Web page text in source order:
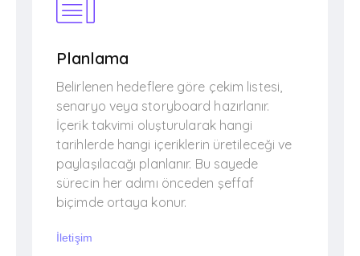
Planlama
Belirlenen hedeflere göre çekim listesi,
senaryo veya storyboard hazırlanır.
İçerik takvimi oluşturularak hangi
tarihlerde hangi içeriklerin üretileceği ve
paylaşılacağı planlanır. Bu sayede
sürecin her adımı önceden şeffaf
biçimde ortaya konur.
İletişim